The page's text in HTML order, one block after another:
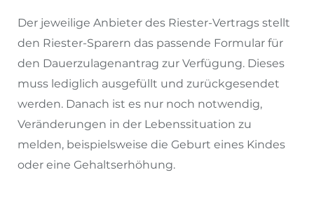
Der jeweilige Anbieter des Riester-Vertrags stellt
den Riester-Sparern das passende Formular für
den Dauerzulagenantrag zur Verfügung. Dieses
muss lediglich ausgefüllt und zurückgesendet
werden. Danach ist es nur noch notwendig,
Veränderungen in der Lebenssituation zu
melden, beispielsweise die Geburt eines Kindes
oder eine Gehaltserhöhung.